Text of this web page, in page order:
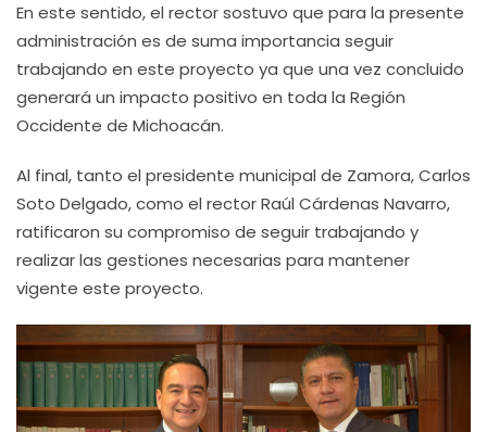
En este sentido, el rector sostuvo que para la presente
administración es de suma importancia seguir
trabajando en este proyecto ya que una vez concluido
generará un impacto positivo en toda la Región
Occidente de Michoacán.
Al final, tanto el presidente municipal de Zamora, Carlos
Soto Delgado, como el rector Raúl Cárdenas Navarro,
ratificaron su compromiso de seguir trabajando y
realizar las gestiones necesarias para mantener
vigente este proyecto.